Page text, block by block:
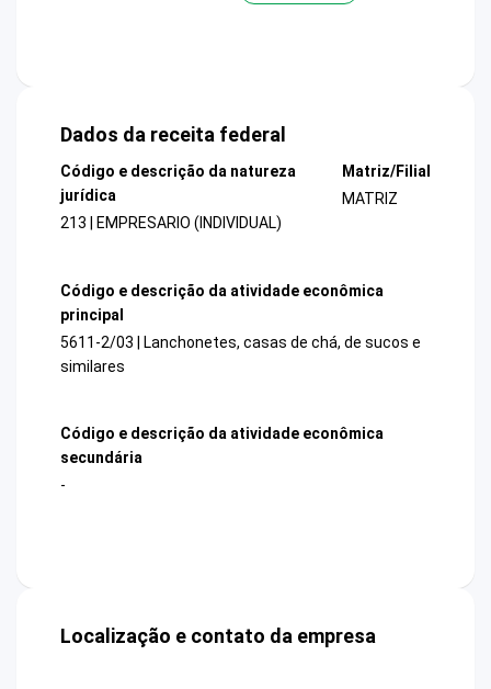
Dados da receita federal
Código e descrição da natureza
jurídica
213 | EMPRESARIO (INDIVIDUAL)
Matriz/Filial
MATRIZ
Código e descrição da atividade econômica
principal
5611-2/03 | Lanchonetes, casas de chá, de sucos e
similares
Código e descrição da atividade econômica
secundária
-
Localização e contato da empresa